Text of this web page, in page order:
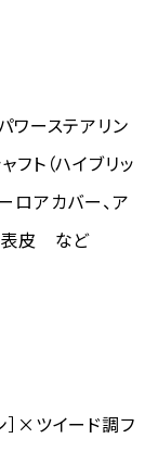
ワーステアリン
フト（ハイブリッ
ロアカバー、ア
表皮 など
］×ツイード調フ